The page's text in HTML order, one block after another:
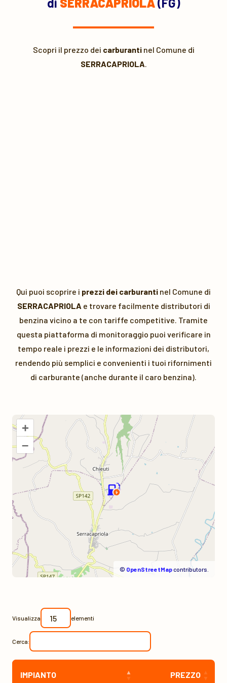
Scopri il prezzo dei carburantinel Comune di
SERRACAPRIOLA.
Qui puoi scoprire i prezzi dei carburanti nel Comune di
SERRACAPRIOLA e trovare facilmente distributori di
benzina vicino a te con tariffe competitive. Tramite
questa piattaforma di monitoraggio puoi verificare in
tempo reale i prezzi e le informazioni dei distributori,
rendendo più semplici e convenienti i tuoi rifornimenti
di carburante (anche durante il caro benzina).
+
–
© OpenStreetMapcontributors.
Visualizza elementi
Cerca:
IMPIANTO PREZZO